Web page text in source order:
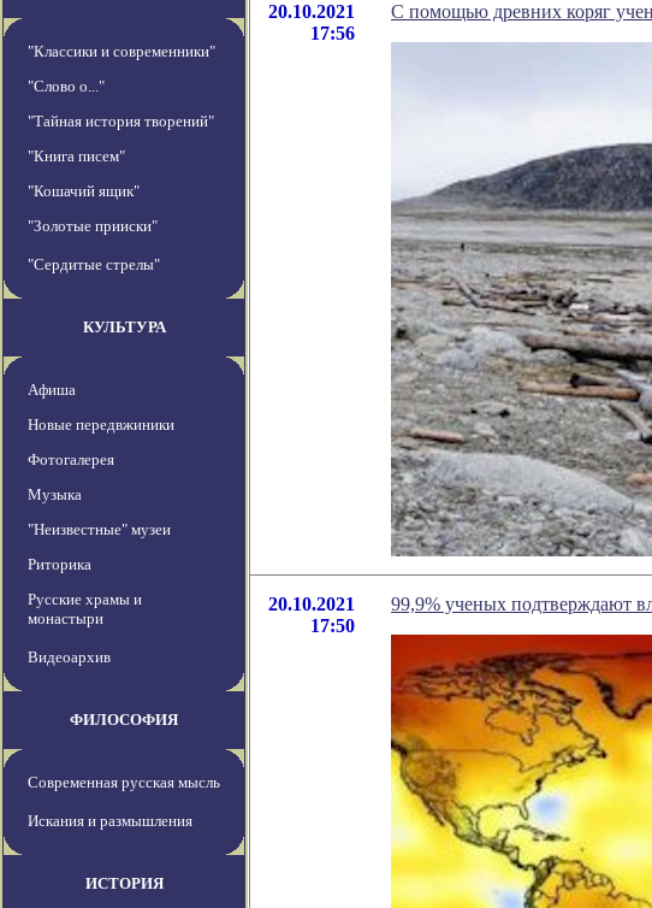
"Классики и современники"
"Слово о..."
"Тайная история творений"
"Книга писем"
"Кошачий ящик"
"Золотые прииски"
"Сердитые стрелы"
КУЛЬТУРА
Афиша
Новые передвжиники
Фотогалерея
Музыка
"Неизвестные" музеи
Риторика
Русские храмы и
монастыри
Видеоархив
ФИЛОСОФИЯ
Современная русская мысль
Искания и размышления
ИСТОРИЯ
20.10.2021
17:56
С помощью древних коряг
20.10.2021
17:50
99,9% ученых подтверждают